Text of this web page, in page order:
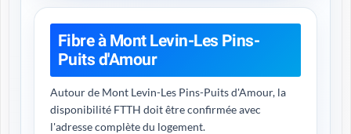
Fibre à Mont Levin-Les Pins-
Puits d'Amour
Autour de Mont Levin-Les Pins-Puits d'Amour, la
disponibilité FTTH doit être confirmée avec
l'adresse complète du logement.